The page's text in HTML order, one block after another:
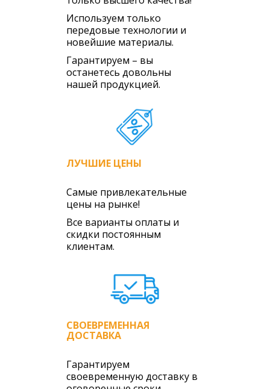
Используем только
передовые технологии и
новейшие материалы.
Гарантируем – вы
останетесь довольны
нашей продукцией.
ЛУЧШИЕ ЦЕНЫ
Самые привлекательные
цены на рынке!
Все варианты оплаты и
скидки постоянным
клиентам.
СВОЕВРЕМЕННАЯ
ДОСТАВКА
Гарантируем
своевременную доставку в